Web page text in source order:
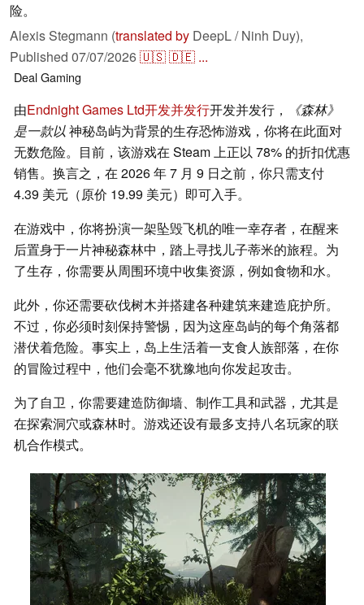
险。
Alexis Stegmann (translated by DeepL / Ninh Duy),
Published 07/07/2026🇺🇸🇩🇪 ...
DealGaming
由Endnight Games Ltd开发并发行开发并发行，
《森林》
是一款以神秘岛屿为背景的生存恐怖游戏，你将在此面对
无数危险。目前，该游戏在 Steam 上正以 78% 的折扣优惠
销售。换言之，在 2026 年 7 月 9 日之前，你只需支付
4.39 美元（原价 19.99 美元）即可入手。
在游戏中，你将扮演一架坠毁飞机的唯一幸存者，在醒来
后置身于一片神秘森林中，踏上寻找儿子蒂米的旅程。为
了生存，你需要从周围环境中收集资源，例如食物和水。
此外，你还需要砍伐树木并搭建各种建筑来建造庇护所。
不过，你必须时刻保持警惕，因为这座岛屿的每个角落都
潜伏着危险。事实上，岛上生活着一支食人族部落，在你
的冒险过程中，他们会毫不犹豫地向你发起攻击。
为了自卫，你需要建造防御墙、制作工具和武器，尤其是
在探索洞穴或森林时。游戏还设有最多支持八名玩家的联
机合作模式。